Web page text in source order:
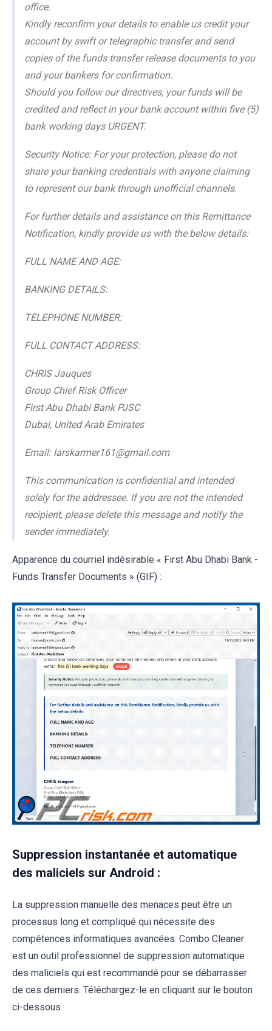
office.
Kindly reconfirm your details to enable us credit your
account by swift or telegraphic transfer and send
copies of the funds transfer release documents to you
and your bankers for confirmation.
Should you follow our directives, your funds will be
credited and reflect in your bank account within five (5)
bank working days URGENT.
Security Notice: For your protection, please do not
share your banking credentials with anyone claiming
to represent our bank through unofficial channels.
For further details and assistance on this Remittance
Notification, kindly provide us with the below details:
FULL NAME AND AGE:
BANKING DETAILS:
TELEPHONE NUMBER:
FULL CONTACT ADDRESS:
CHRIS Jauques
Group Chief Risk Officer
First Abu Dhabi Bank PJSC
Dubai, United Arab Emirates
Email: larskarmer161@gmail.com
This communication is confidential and intended
solely for the addressee. If you are not the intended
recipient, please delete this message and notify the
sender immediately.
Apparence du courriel indésirable « First Abu Dhabi Bank -
Funds Transfer Documents » (GIF) :
Suppression instantanée et automatique
des maliciels sur Android :
La suppression manuelle des menaces peut être un
processus long et compliqué qui nécessite des
compétences informatiques avancées. Combo Cleaner
est un outil professionnel de suppression automatique
des maliciels qui est recommandé pour se débarrasser
de ces derniers. Téléchargez-le en cliquant sur le bouton
ci-dessous :